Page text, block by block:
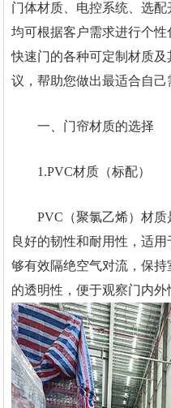
门体材质、电控系统、选
均可根据客户需求进行个性
快速门的各种可定制材质
议，帮助您做出最适合自己
一、门帘材质的选择
1.PVC材质（标配）
PVC（聚氯乙烯）材质
良好的韧性和耐用性，适
够有效隔绝空气对流，保
的透明性，便于观察门内外